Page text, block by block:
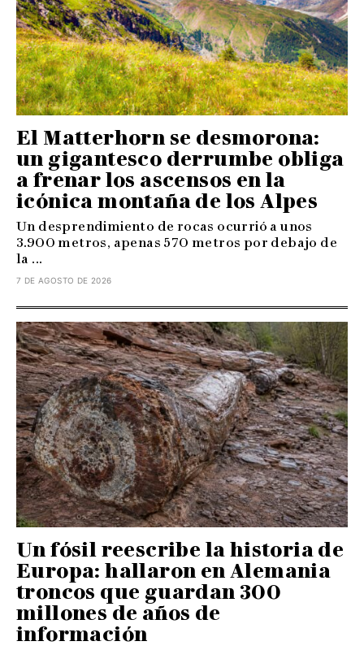
El Matterhorn se desmorona:
un gigantesco derrumbe obliga
a frenar los ascensos en la
icónica montaña de los Alpes
Un desprendimiento de rocas ocurrió a unos
3.900 metros, apenas 570 metros por debajo de
la ...
7 DE AGOSTO DE 2026
Un fósil reescribe la historia de
Europa: hallaron en Alemania
troncos que guardan 300
millones de años de
información